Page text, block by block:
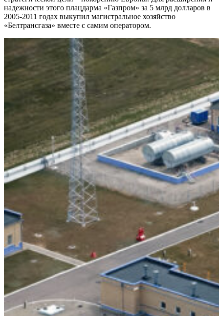
надежности этого плацдарма «Газпром» за 5 млрд долларов в
2005-2011 годах выкупил магистральное хозяйство
«Белтрансгаза» вместе с самим оператором.